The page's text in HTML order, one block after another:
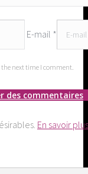
E-mail *
next time I comment.
des commentaires
En savoir